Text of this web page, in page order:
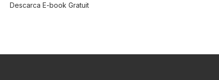
Descarca E-book Gratuit